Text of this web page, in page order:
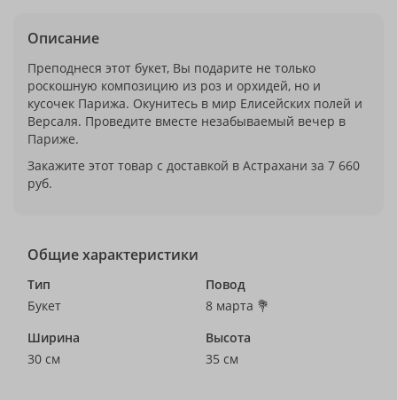
Описание
Преподнеся этот букет, Вы подарите не только
роскошную композицию из роз и орхидей, но и
кусочек Парижа. Окунитесь в мир Елисейских полей и
Версаля. Проведите вместе незабываемый вечер в
Париже.
Закажите этот товар с доставкой в Астрахани за 7 660
руб.
Общие характеристики
Тип
Букет
Повод
8 марта 💐
Ширина
30 см
Высота
35 см